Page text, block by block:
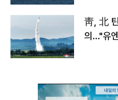
靑, 北
의…"유